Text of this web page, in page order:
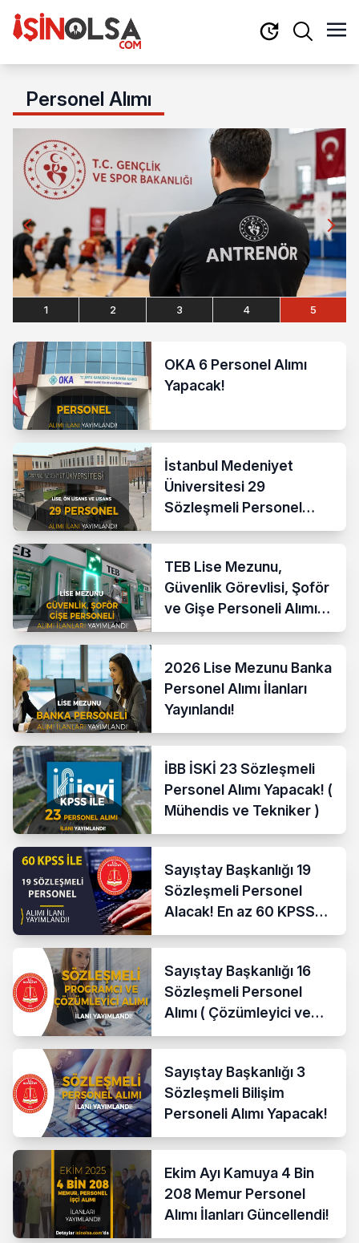
Personel Alımı
1 2 3 4 5
OKA 6 Personel Alımı
Yapacak!
İstanbul Medeniyet
Üniversitesi 29
Sözleşmeli Personel
AlımıYapacak! KPSS 60
TEB Lise Mezunu,
Güvenlik Görevlisi, Şoför
ve Gişe Personeli Alımı
Yapıyor!
2026 Lise Mezunu Banka
Personel Alımı İlanları
Yayınlandı!
İBB İSKİ 23 Sözleşmeli
Personel Alımı Yapacak! (
Mühendis ve Tekniker )
Sayıştay Başkanlığı 19
Sözleşmeli Personel
Alacak! En az 60 KPSS
İle
Sayıştay Başkanlığı 16
Sözleşmeli Personel
Alımı ( Çözümleyici ve
Programcı )
Sayıştay Başkanlığı 3
Sözleşmeli Bilişim
Personeli Alımı Yapacak!
Ekim Ayı Kamuya 4 Bin
208 Memur Personel
Alımı İlanları Güncellendi!